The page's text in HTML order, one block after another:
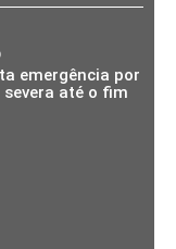
emergência por
severa até o fim